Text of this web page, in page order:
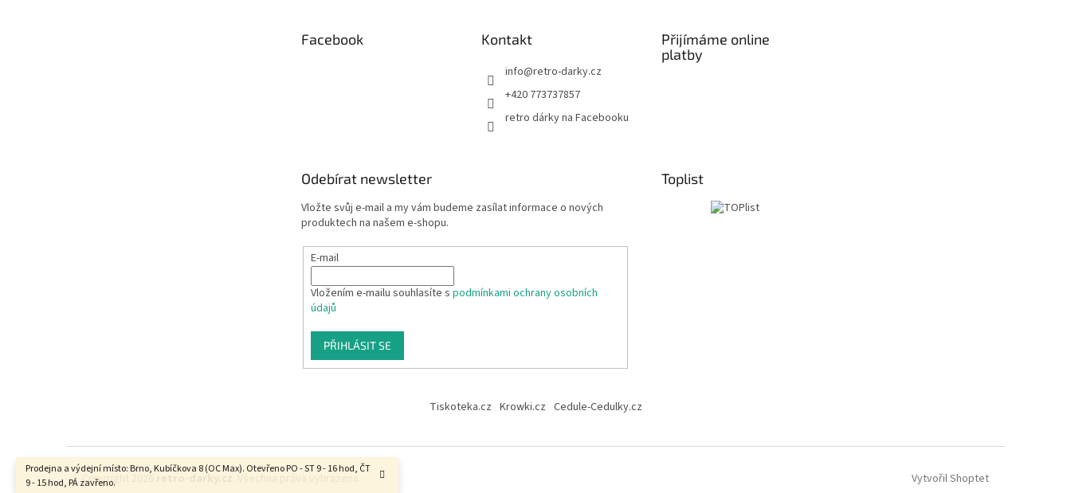
Prodejna a výdejní místo: Brno, Kubíčkova 8 (OC Max). Otevřeno PO - ST 9 - 16 hod, ČT
9 - 15 hod, PÁ zavřeno.
Facebook Kontakt
info@retro-darky.cz
+420 773737857
retro dárky na Facebooku
Přijímáme online
platby
Odebírat newsletter
Vložte svůj e-mail a my vám budeme zasílat informace o nových
produktech na našem e-shopu.
E-mail
Vložením e-mailu souhlasíte s podmínkami ochrany osobních
údajů
PŘIHLÁSIT SE
Toplist
Tiskoteka.cz Krowki.cz Cedule-Cedulky.cz
Vytvořil Shoptet
Copyright 2026